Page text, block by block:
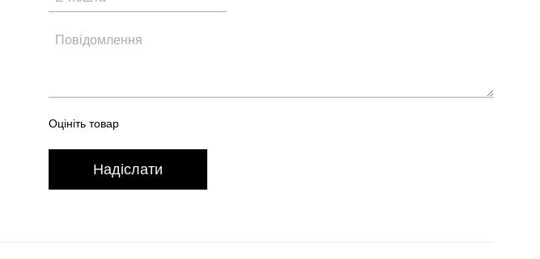
Оцініть товар
Надіслати